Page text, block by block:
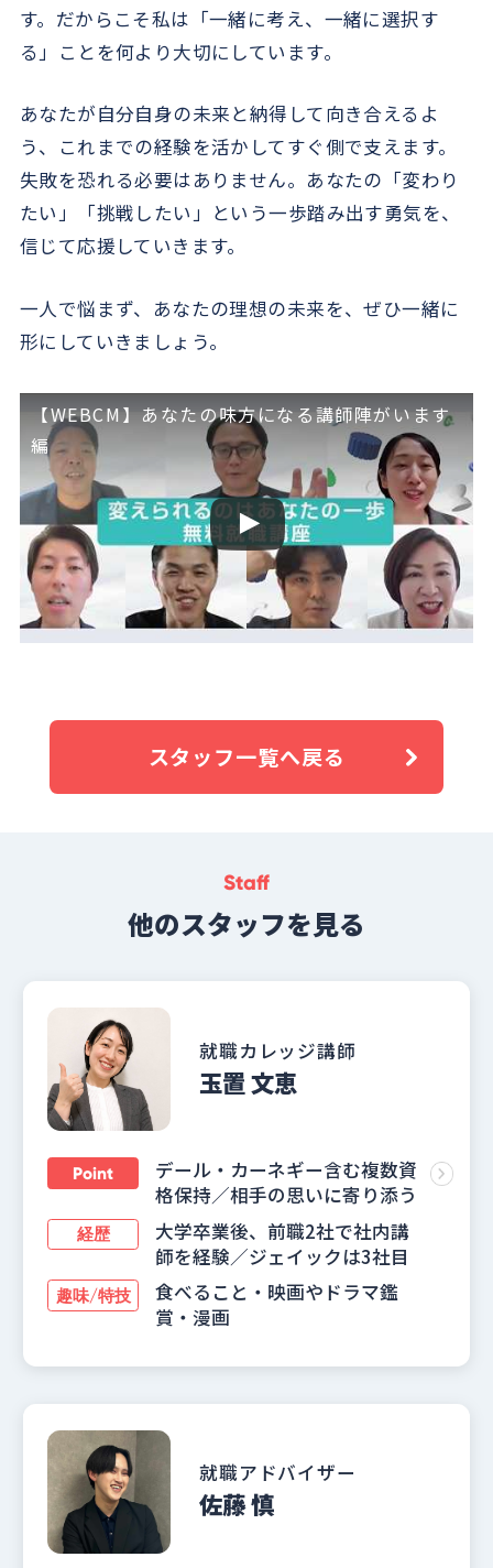
す。だからこそ私は「一緒に考え、一緒に選択す
る」ことを何より大切にしています。
あなたが自分自身の未来と納得して向き合えるよ
う、これまでの経験を活かしてすぐ側で支えます。
失敗を恐れる必要はありません。あなたの「変わり
たい」「挑戦したい」という一歩踏み出す勇気を、
信じて応援していきます。
一人で悩まず、あなたの理想の未来を、ぜひ一緒に
形にしていきましょう。
【WEBCM】あなたの味方になる講師陣がいます
編
スタッフ一覧へ戻る
Staff
他のスタッフを見る
就職カレッジ講師
玉置 文恵
Point
デール・カーネギー含む複数資
格保持／相手の思いに寄り添う
経歴
大学卒業後、前職2社で社内講
師を経験／ジェイックは3社目
趣味/特技
食べること・映画やドラマ鑑
賞・漫画
就職アドバイザー
佐藤 慎